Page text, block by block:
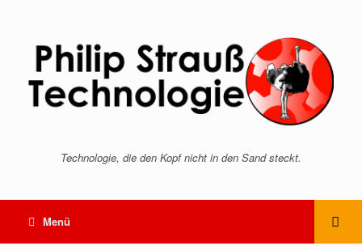
Technologie, die den Kopf nicht in den Sand steckt.
Menü